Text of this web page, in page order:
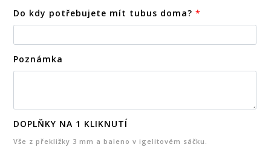
Do kdy potřebujete mít tubus doma? *
Poznámka
DOPLŇKY NA 1 KLIKNUTÍ
Vše z překližky 3 mm a baleno v igelitovém sáčku.